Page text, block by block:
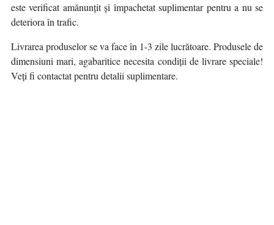
este verificat amănunțit și împachetat suplimentar pentru a nu se
deteriora în trafic.
Livrarea produselor se va face în 1-3 zile lucrătoare. Produsele de
dimensiuni mari, agabaritice necesita condiții de livrare speciale!
Veți fi contactat pentru detalii suplimentare.